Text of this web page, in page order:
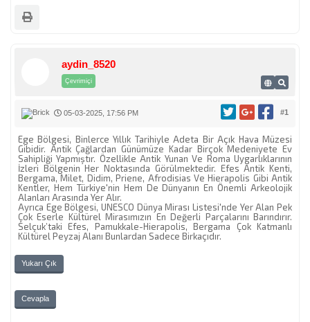
Çevrimiçi
aydin_8520
#1
05-03-2025, 17:56 PM
Ege Bölgesi, Binlerce Yıllık Tarihiyle Adeta Bir Açık Hava Müzesi
Gibidir. Antik Çağlardan Günümüze Kadar Birçok Medeniyete Ev
Sahipliği Yapmıştır. Özellikle Antik Yunan Ve Roma Uygarlıklarının
İzleri Bölgenin Her Noktasında Görülmektedir. Efes Antik Kenti,
Bergama, Milet, Didim, Priene, Afrodisias Ve Hierapolis Gibi Antik
Kentler, Hem Türkiye'nin Hem De Dünyanın En Önemli Arkeolojik
Alanları Arasında Yer Alır.
Ayrıca Ege Bölgesi, UNESCO Dünya Mirası Listesi'nde Yer Alan Pek
Çok Eserle Kültürel Mirasımızın En Değerli Parçalarını Barındırır.
Selçuk’taki Efes, Pamukkale-Hierapolis, Bergama Çok Katmanlı
Kültürel Peyzaj Alanı Bunlardan Sadece Birkaçıdır.
Yukarı Çık
Cevapla